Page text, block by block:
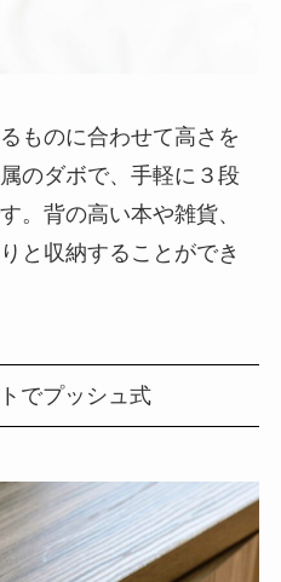
ものに合わせて高さを
のダボで、手軽に３段
。背の高い本や雑貨、
と収納することができ
でプッシュ式